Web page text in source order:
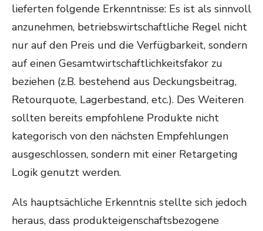
lieferten folgende Erkenntnisse: Es ist als sinnvoll
anzunehmen, betriebswirtschaftliche Regel nicht
nur auf den Preis und die Verfügbarkeit, sondern
auf einen Gesamtwirtschaftlichkeitsfakor zu
beziehen (z.B. bestehend aus Deckungsbeitrag,
Retourquote, Lagerbestand, etc.). Des Weiteren
sollten bereits empfohlene Produkte nicht
kategorisch von den nächsten Empfehlungen
ausgeschlossen, sondern mit einer Retargeting
Logik genutzt werden.
Als hauptsächliche Erkenntnis stellte sich jedoch
heraus, dass produkteigenschaftsbezogene